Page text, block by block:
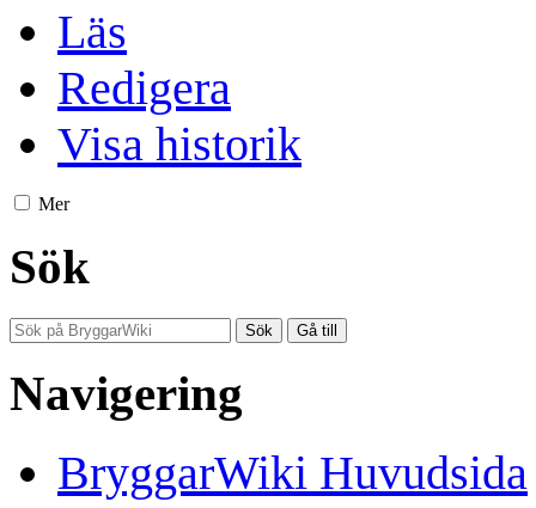
Läs
Redigera
Visa historik
Mer
Sök
Navigering
BryggarWiki Huvudsida